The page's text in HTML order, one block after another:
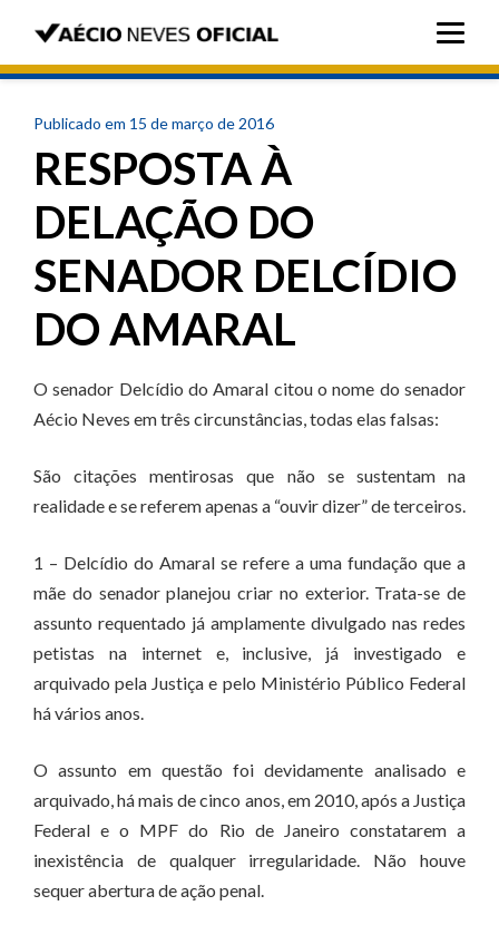
Publicado em 15 de março de 2016
RESPOSTA À
DELAÇÃO DO
SENADOR DELCÍDIO
DO AMARAL
O senador Delcídio do Amaral citou o nome do senador
Aécio Neves em três circunstâncias, todas elas falsas:
São citações mentirosas que não se sustentam na
realidade e se referem apenas a “ouvir dizer” de terceiros.
1 – Delcídio do Amaral se refere a uma fundação que a
mãe do senador planejou criar no exterior. Trata-se de
assunto requentado já amplamente divulgado nas redes
petistas na internet e, inclusive, já investigado e
arquivado pela Justiça e pelo Ministério Público Federal
há vários anos.
O assunto em questão foi devidamente analisado e
arquivado, há mais de cinco anos, em 2010, após a Justiça
Federal e o MPF do Rio de Janeiro constatarem a
inexistência de qualquer irregularidade. Não houve
sequer abertura de ação penal.